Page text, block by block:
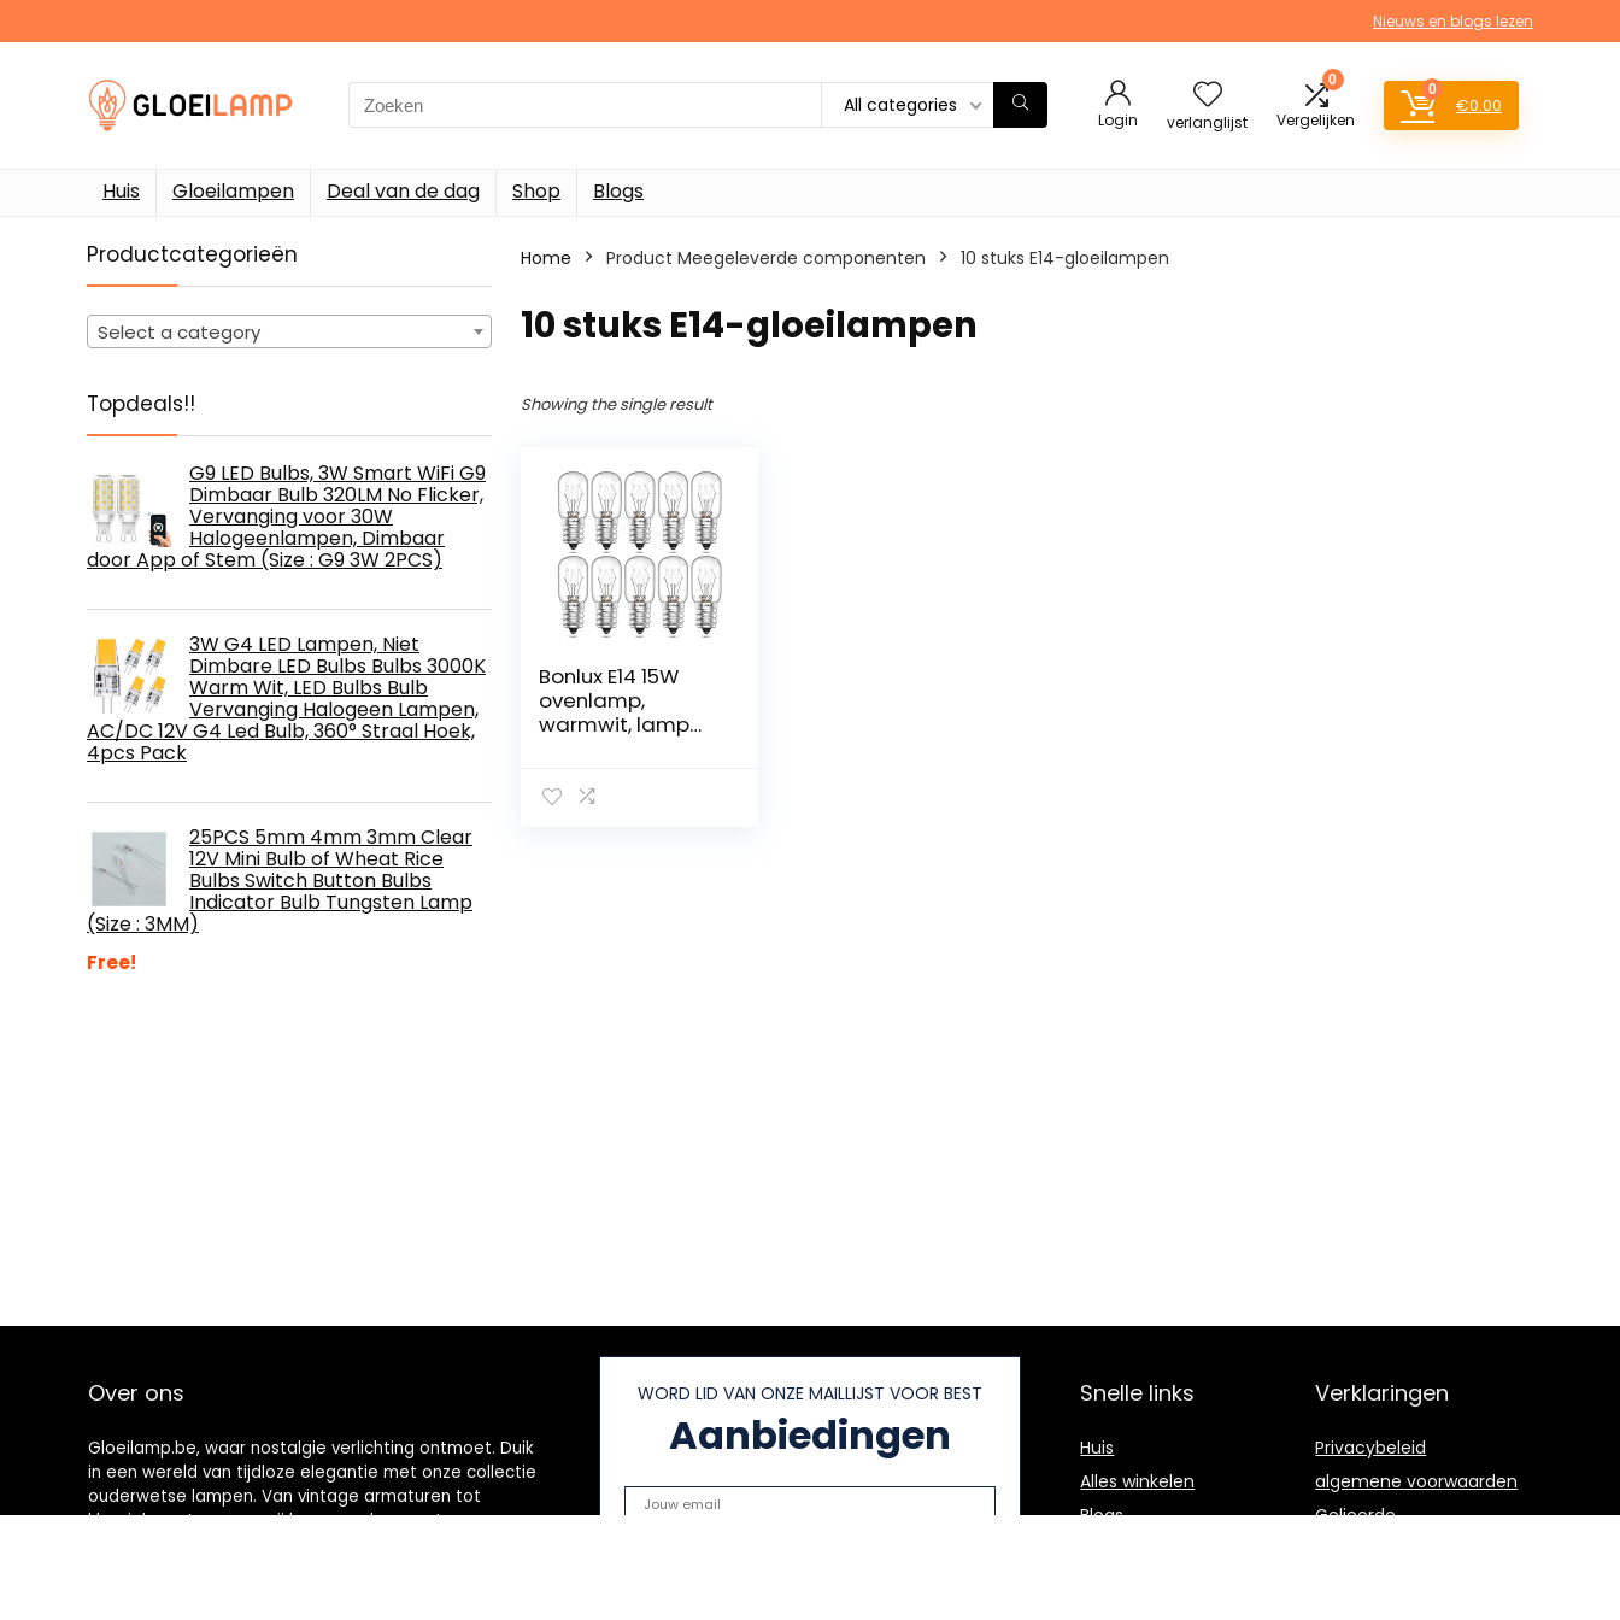
Nieuws en blogs lezen
Search
for:
All categories
Login verlanglijst
0
Vergelijken
0
€0.00
Huis Gloeilampen Deal van de dag Shop Blogs
Productcategorieën
Select a category
Topdeals!!
G9 LED Bulbs, 3W Smart WiFi G9
Dimbaar Bulb 320LM No Flicker,
Vervanging voor 30W
Halogeenlampen, Dimbaar
door App of Stem (Size : G9 3W 2PCS)
3W G4 LED Lampen, Niet
Dimbare LED Bulbs Bulbs 3000K
Warm Wit, LED Bulbs Bulb
Vervanging Halogeen Lampen,
AC/DC 12V G4 Led Bulb, 360° Straal Hoek,
4pcs Pack
25PCS 5mm 4mm 3mm Clear
12V Mini Bulb of Wheat Rice
Bulbs Switch Button Bulbs
Indicator Bulb Tungsten Lamp
(Size : 3MM)
Free!
Home Product Meegeleverde componenten ‎10 stuks E14-gloeilampen
‎10 stuks E14-gloeilampen
Showing the single result
Bonlux E14 15W
ovenlamp,
warmwit, lamp
zoutlamp,
Over ons
Gloeilamp.be, waar nostalgie verlichting ontmoet. Duik
in een wereld van tijdloze elegantie met onze collectie
ouderwetse lampen. Van vintage armaturen tot
klassieke ontwerpen, wij brengen de warmte en
WORD LID VAN ONZE MAILLIJST VOOR BEST
Aanbiedingen
Snelle links
Huis
Alles winkelen
Blogs
Verklaringen
Privacybeleid
algemene voorwaarden
Gelieerde